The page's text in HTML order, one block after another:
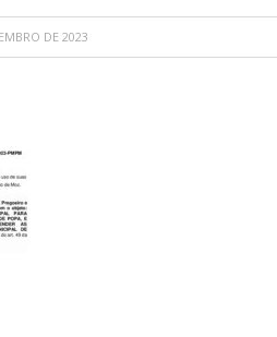
DE 2023